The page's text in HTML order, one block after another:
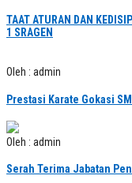
TAAT ATURAN DAN
1 SRAGEN
Oleh : admin
Prestasi Karate Gokasi
Oleh : admin
Serah Terima Jabatan